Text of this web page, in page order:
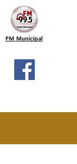
FM Municipal